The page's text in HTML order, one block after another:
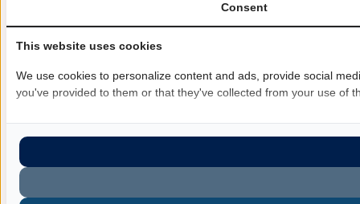
Consent
This website uses cookies
We use cookies to personalize content and ads, provide social
you've provided to them or that they've collected from your use of